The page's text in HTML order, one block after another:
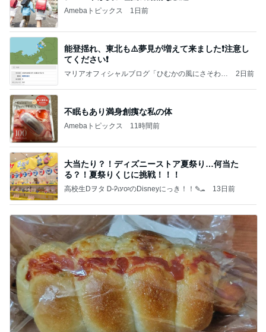
Amebaトピックス 1日前
能登揺れ、東北も⚠️夢見が増えて来ました❗️注意し
てください❗️
マリアオフィシャルブログ「ひむかの風にさそわれ
2日前
不眠もあり満身創痍な私の体
Amebaトピックス 11時間前
大当たり？！ディズニーストア夏祭り…何当た
る？！夏祭りくじに挑戦！！！
高校生Dヲタ Ꭰ-ᎮꭵꭹꭴのDisneyにっき！！✎ܚ 13日前